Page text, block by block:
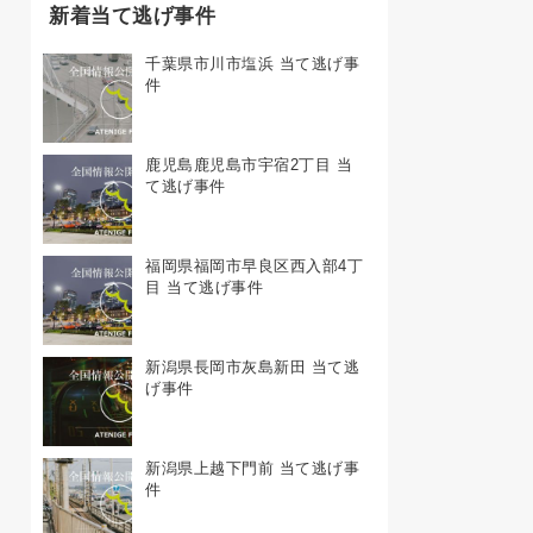
新着当て逃げ事件
千葉県市川市塩浜 当て逃げ事
件
鹿児島鹿児島市宇宿2丁目 当
て逃げ事件
福岡県福岡市早良区西入部4丁
目 当て逃げ事件
新潟県長岡市灰島新田 当て逃
げ事件
新潟県上越下門前 当て逃げ事
件